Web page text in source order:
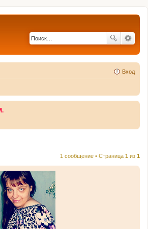
Вход
1 сообщение • Страница 1 из 1